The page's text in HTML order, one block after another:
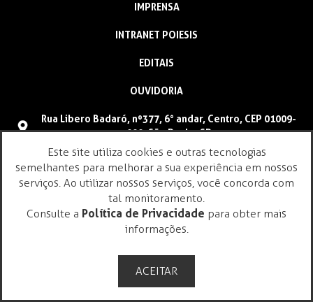
IMPRENSA
INTRANET POIESIS
EDITAIS
OUVIDORIA
Rua Libero Badaró, nº377, 6° andar, Centro, CEP 01009-
000, São Paulo, SP
(11) 4096-9900
faleconosco@poiesis.org.br
Este site utiliza cookies e outras tecnologias
semelhantes para melhorar a sua experiência em nossos
serviços. Ao utilizar nossos serviços, você concorda com
tal monitoramento.
Consulte a Política de Privacidade para obter mais
informações.
ACEITAR